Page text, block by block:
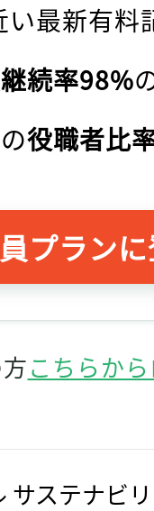
最新有料
続率98%
役職者比
プラン
こちらか
サステナビ